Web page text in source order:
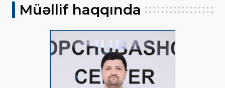
Müəllif haqqında